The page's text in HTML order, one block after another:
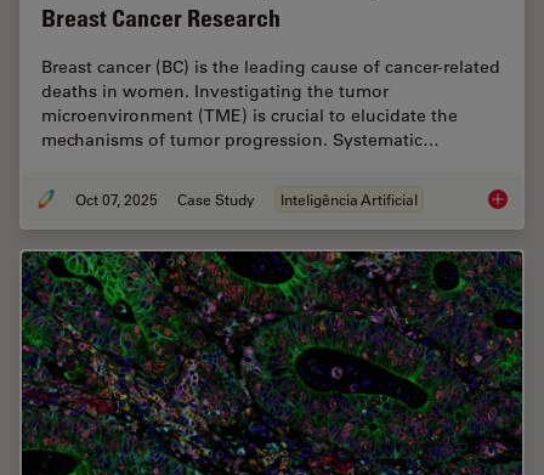
Breast Cancer Research
Breast cancer (BC) is the leading cause of cancer-related
deaths in women. Investigating the tumor
microenvironment (TME) is crucial to elucidate the
mechanisms of tumor progression. Systematic…
Oct 07, 2025 Case Study Inteligência Artificial AI-